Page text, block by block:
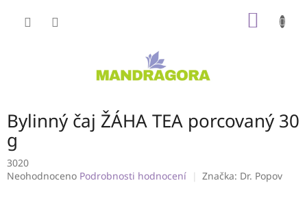
Bylinný čaj ŽÁHA TEA porcovaný 30
g
3020
Průměrné
Neohodnoceno Podrobnosti hodnocení Značka: Dr. Popov